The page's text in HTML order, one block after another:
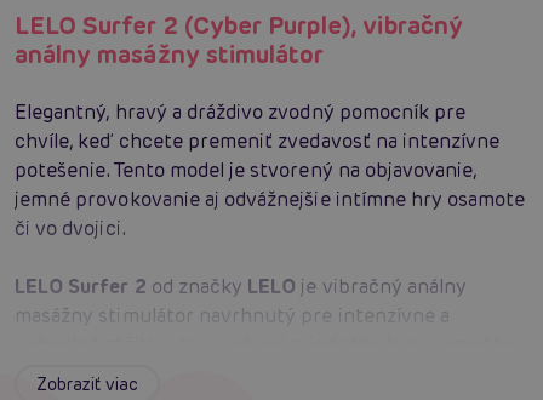
LELO Surfer 2 (Cyber Purple), vibračný
análny masážny stimulátor
Elegantný, hravý a dráždivo zvodný pomocník pre
chvíle, keď chcete premeniť zvedavosť na intenzívne
potešenie. Tento model je stvorený na objavovanie,
jemné provokovanie aj odvážnejšie intímne hry osamote
či vo dvojici.
LELO Surfer 2 od značky LELO je vibračný análny
masážny stimulátor navrhnutý pre intenzívne a
silikónu, čo prináša hladký povrch, vzduchotesné
Zobraziť viac